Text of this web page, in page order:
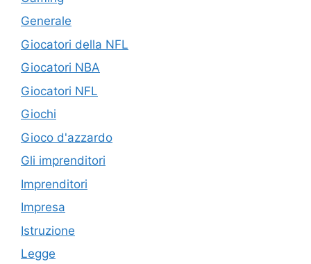
Generale
Giocatori della NFL
Giocatori NBA
Giocatori NFL
Giochi
Gioco d'azzardo
Gli imprenditori
Imprenditori
Impresa
Istruzione
Legge